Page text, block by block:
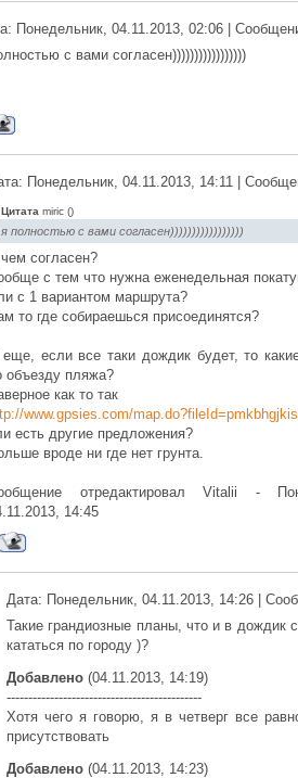
Понедельник, 04.11.2013, 02:06 |
с вами согласен)))))))))))))))))
Понедельник, 04.11.2013, 14:11 |
Цитата miric ()
я полностью с вами согласен)))))))))))))))))
согласен?
с тем что нужна еженедельная
с 1 вариантом маршрута?
то где собираешься присоединятся?
если все таки дождик будет, то
объезду пляжа?
как то так
www.gpsies.com/
есть другие предложения?
вроде ни где нет грунта.
отредактировал Vitalii -
14:45
Дата: Понедельник, 04.11.2013, 14:26 |
Такие грандиозные планы, что и в дождик
кататься по городу )?
Добавлено (04.11.2013, 14:19)
---------------------------------------------
Хотя чего я говорю, я в четверг все
присутствовать
Добавлено (04.11.2013, 14:23)